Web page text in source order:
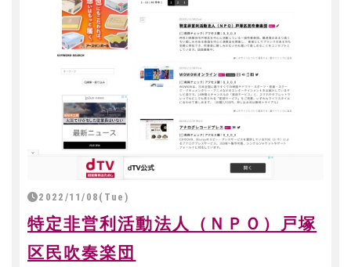
2022/11/08(Tue)
特定非営利活動法人（ＮＰＯ）戸塚
区民吹奏楽団